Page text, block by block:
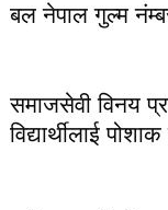
बल नेपाल गुल्म
समाजसेवी विनय
विद्यार्थीलाई